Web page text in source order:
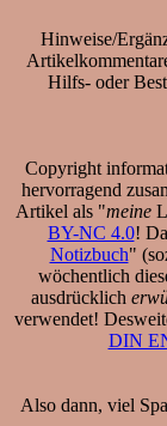
Hinweise/
Hilfs- oder
Copyright
hervorragend
Artikel als "meine
BY-NC 4.0!
Notizbuch"
wöchentlich
ausdrücklich
verwendet!
DIN
Also dann, viel